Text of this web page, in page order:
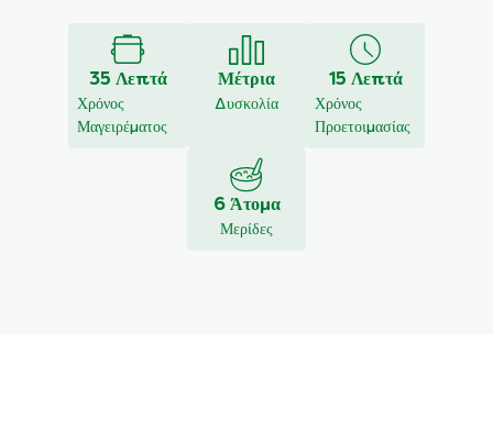
αξιολογήσεις
35 Λεπτά
Χρόνος
Μαγειρέματος
Μέτρια
Δυσκολία
15 Λεπτά
Χρόνος
Προετοιμασίας
6 Άτομα
Μερίδες